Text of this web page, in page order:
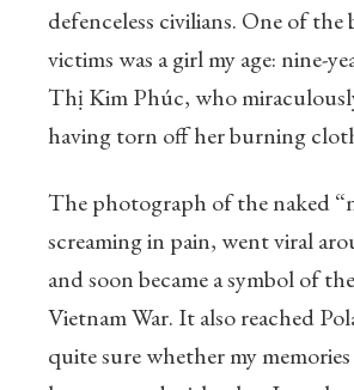
defenceless civilians. One of the
victims was a girl my age: nine-
Thị Kim Phúc, who
having torn off her burning
The photograph of the naked
screaming in pain, went viral
and soon became a symbol of
Vietnam War. It also reached
quite sure whether my